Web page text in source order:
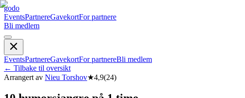
godo
EventsPartnereGavekortFor partnere
Bli medlem
EventsPartnereGavekortFor partnereBli medlem
← Tilbake til oversikt
Arrangert av Nieu Torshov★4,9(24)